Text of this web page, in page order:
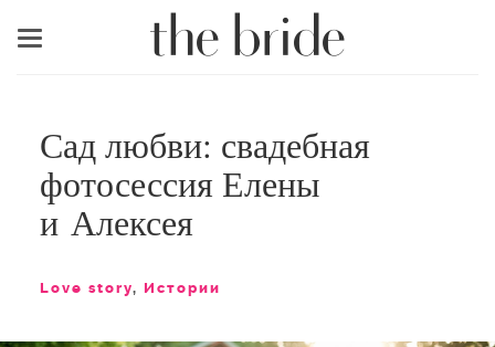
Меню
Сад любви: свадебная
фотосессия Елены
и Алексея
Love story, Истории